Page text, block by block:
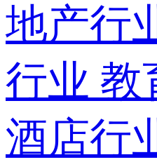
地产行
行业 教
酒店行